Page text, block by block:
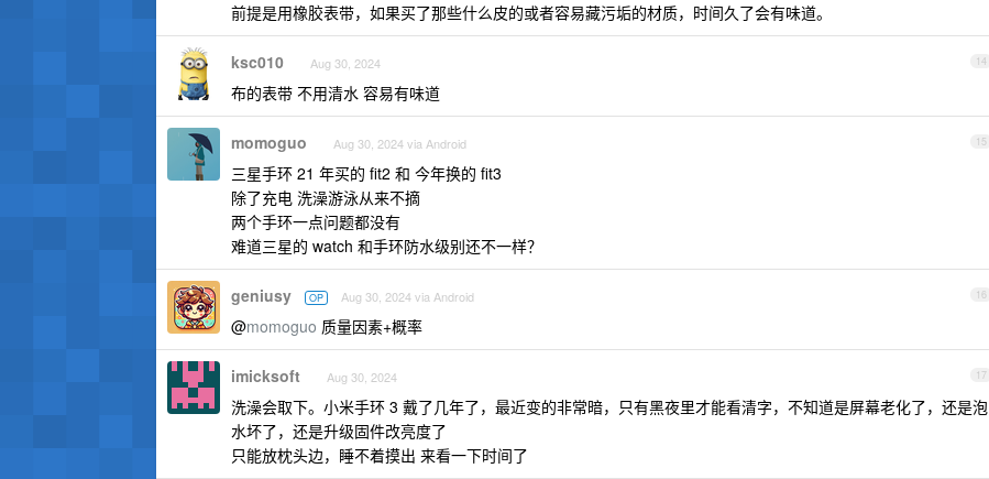
前提是用橡胶表带，如果买了那些什么皮的或者容易藏污垢的材质，时间久了会有味道。
14
ksc010 Aug 30, 2024
布的表带 不用清水 容易有味道
15
momoguo Aug 30, 2024 via Android
三星手环 21 年买的 fit2 和 今年换的 fit3
除了充电 洗澡游泳从来不摘
两个手环一点问题都没有
难道三星的 watch 和手环防水级别还不一样？
16
geniusy OP Aug 30, 2024 via Android
@momoguo 质量因素+概率
17
imicksoft Aug 30, 2024
洗澡会取下。小米手环 3 戴了几年了，最近变的非常暗，只有黑夜里才能看清字，不知道是屏幕老化了，还是泡
水坏了，还是升级固件改亮度了
只能放枕头边，睡不着摸出 来看一下时间了